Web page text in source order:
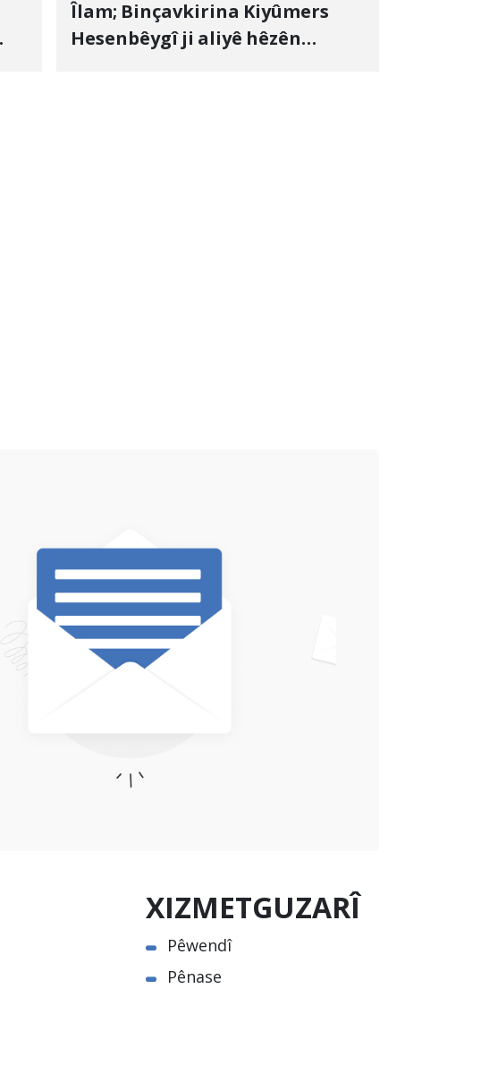
Îlam; Binçavkirina Kiyûmers
Hesenbêygî ji aliyê hêzên
XIZMETGUZARÎ
Pêwendî
Pênase